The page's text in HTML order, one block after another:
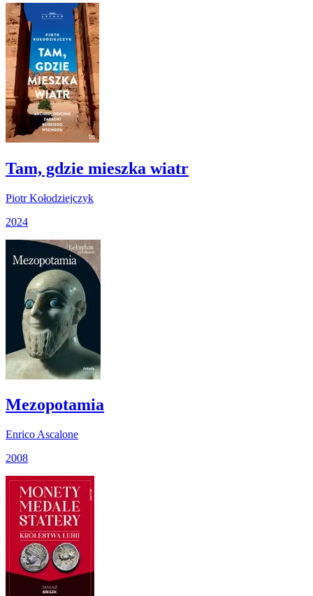
Tam, gdzie mieszka wiatr
Piotr Kołodziejczyk
2024
Mezopotamia
Enrico Ascalone
2008